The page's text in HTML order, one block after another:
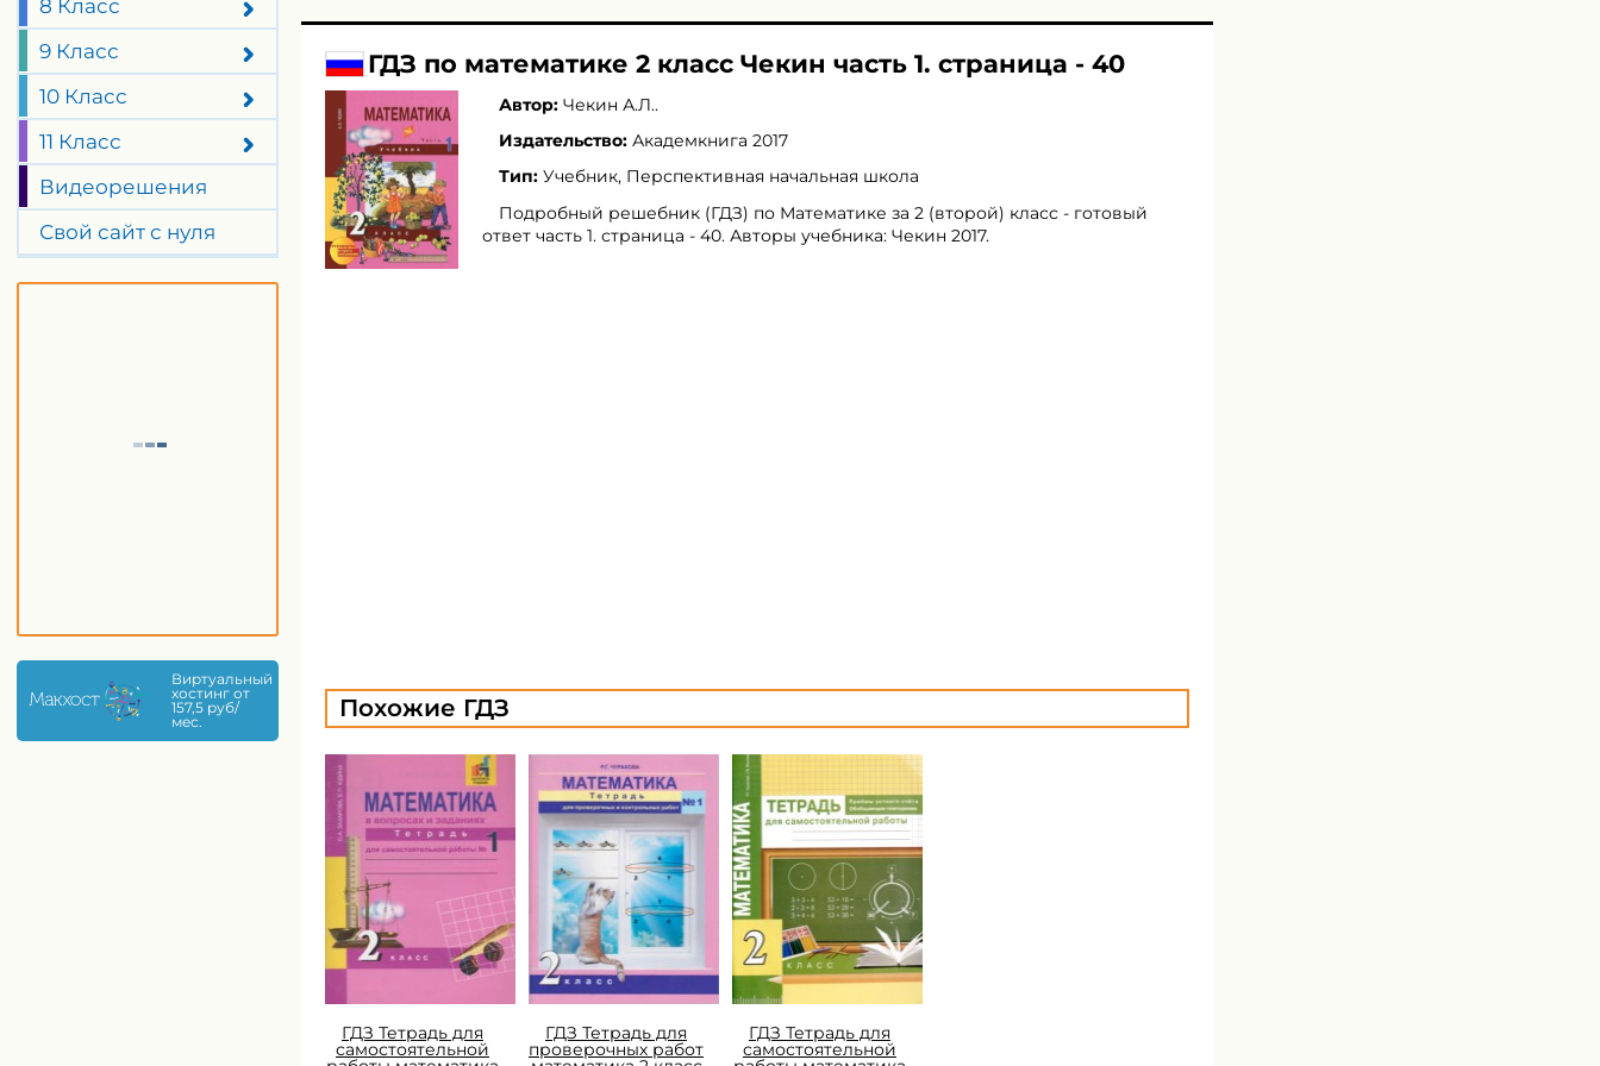
8 Класс
9 Класс
10 Класс
11 Класс
Видеорешения
Свой сайт с нуля
Виртуальный
хостинг от
157,5 руб/
мес.
ГДЗ по математике 2 класс Чекин часть 1. страница - 40
Автор: Чекин А.Л..
Издательство: Академкнига 2017
Тип: Учебник, Перспективная начальная школа
Подробный решебник (ГДЗ) по Математике за 2 (второй) класс - готовый
ответ часть 1. страница - 40. Авторы учебника: Чекин 2017.
Похожие ГДЗ
ГДЗ Тетрадь для
самостоятельной
ГДЗ Тетрадь для
проверочных работ
ГДЗ Тетрадь для
самостоятельной